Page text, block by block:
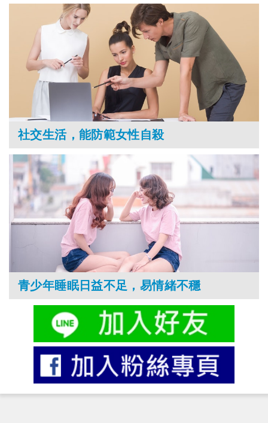
社交生活，能防範女性自殺
青少年睡眠日益不足，易情緒不穩